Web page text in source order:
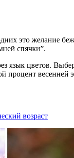
спячки”.
язык цветов.
процент весенней
возраст